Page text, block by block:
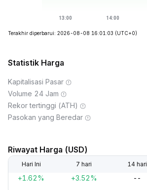
Terakhir diperbarui: 2026-08-08 16:01:03 (UTC+0)
Statistik Harga
Kapitalisasi Pasar
Volume 24 Jam
Rekor tertinggi (ATH)
Pasokan yang Beredar
Riwayat Harga (USD)
Hari Ini 7 hari 14 hari
+1.62% +3.52% --